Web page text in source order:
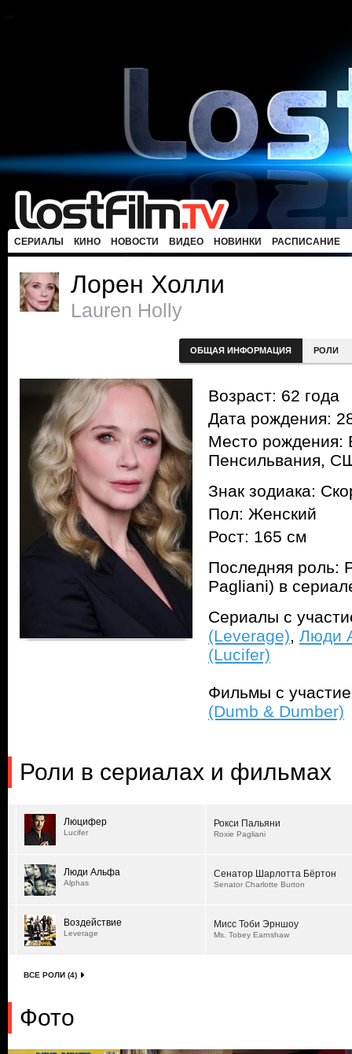
СЕРИАЛЫ КИНО НОВОСТИ ВИДЕО НОВИНКИ РАСПИСАНИЕ
Лорен Холли
Lauren Holly
ОБЩАЯ ИНФОРМАЦИЯ РОЛИ
Возраст: 62 года
Дата рождения:
Место рождения:
Пенсильвания,
Знак зодиака:
Пол: Женский
Рост: 165 см
Последняя роль:
Pagliani) в
Сериалы с
(Leverage), Люди
(Lucifer)
Фильмы с
(Dumb & Dumber)
Роли в сериалах и фильмах
Люцифер
Lucifer
Рокси Пальяни
Roxie Pagliani
Люди Альфа
Alphas
Сенатор Шарлотта Бёртон
Senator Charlotte Burton
Воздействие
Leverage
Мисс Тоби Эрншоу
Ms. Tobey Earnshaw
ВСЕ РОЛИ (4)
Фото